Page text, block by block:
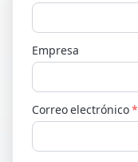
Empresa
Correo electrónico *